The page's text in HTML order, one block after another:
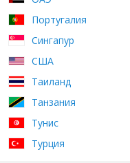
Португалия
Сингапур
США
Таиланд
Танзания
Тунис
Турция